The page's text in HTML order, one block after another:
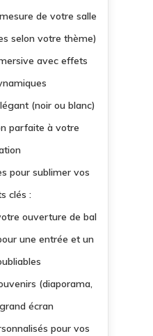
de votre salle
selon votre thème)
avec effets
(noir ou blanc)
parfaite à votre
pour sublimer vos
clés :
ouverture de bal
une entrée et un
(diaporama,
écran
pour vos